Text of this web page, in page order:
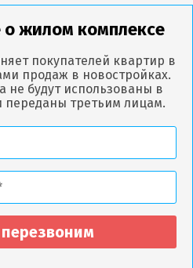
о жилом комплексе
покупателей квартир в
продаж в новостройках.
не будут использованы в
переданы третьим лицам.